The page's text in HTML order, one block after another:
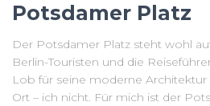
Potsdamer Platz
Der Potsdamer Platz steht wohl
Berlin-Touristen und die
Lob für seine moderne
Ort – ich nicht. Für mich ist der